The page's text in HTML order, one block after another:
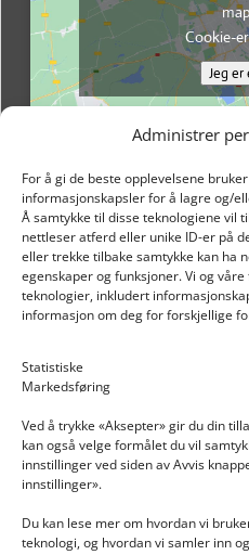
Administrer
For å gi de beste opplevelsene
informasjonskapsler for å lagre og/
Å samtykke til disse teknologiene vil
nettleser atferd eller unike ID-er på
eller trekke tilbake samtykke kan ha
egenskaper og funksjoner. Vi og
teknologier, inkludert
informasjon om deg for forskjellige
Statistiske
Markedsføring
Ved å trykke «Aksepter» gir du din
kan også velge formålet du vil
innstillinger ved siden av Avvis
innstillinger».
Du kan lese mer om hvordan vi
teknologi, og hvordan vi samler inn
Cookie-
Jeg er